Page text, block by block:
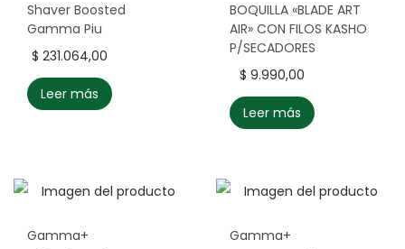
Shaver Boosted
Gamma Piu
$ 231.064,00
Leer más
BOQUILLA «BLADE ART
AIR» CON FILOS KASHO
P/SECADORES
$ 9.990,00
Leer más
Gamma+
Gamma+